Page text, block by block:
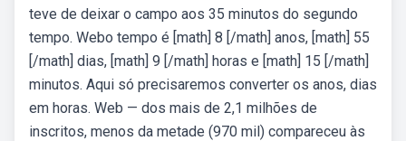
teve de deixar o campo aos 35 minutos do segundo
tempo. Webo tempo é [math] 8 [/math] anos, [math] 55
[/math] dias, [math] 9 [/math] horas e [math] 15 [/math]
minutos. Aqui só precisaremos converter os anos, dias
em horas. Web — dos mais de 2,1 milhões de
inscritos, menos da metade (970 mil) compareceu às